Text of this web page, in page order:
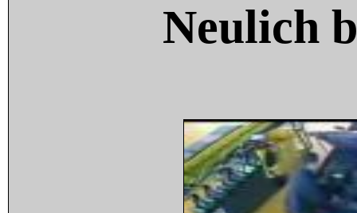
Neulich